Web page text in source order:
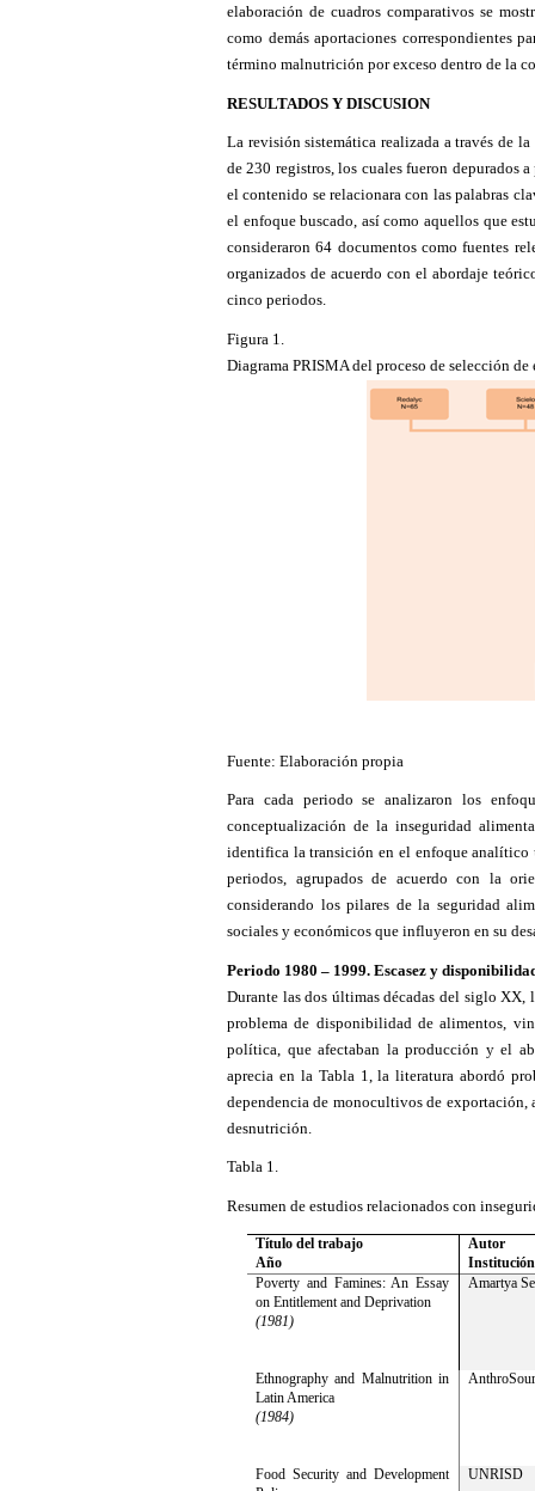
elaboración de cuadros comparativos se
como demás aportaciones correspondientes
término malnutrición por exceso dentro de la
RESULTADOS Y DISCUSION
La revisión sistemática realizada a través de
de 230 registros, los cuales fueron depurados
el contenido se relacionara con las palabras
el enfoque buscado, así como aquellos que
consideraron 64 documentos como fuentes
organizados de acuerdo con el abordaje
cinco periodos.
Figura 1.
Diagrama PRISMA del proceso de selección de
Fuente: Elaboración propia
Para cada periodo se analizaron los
conceptualización de la inseguridad
identifica la transición en el enfoque
periodos, agrupados de acuerdo con la
considerando los pilares de la seguridad
sociales y económicos que influyeron en su
Periodo 1980 – 1999. Escasez y
Durante las dos últimas décadas del siglo
problema de disponibilidad de alimentos,
política, que afectaban la producción y el
aprecia en la Tabla 1, la literatura abordó
dependencia de monocultivos de exportación,
desnutrición.
Tabla 1.
Resumen de estudios relacionados con
Título del trabajo
Año
Autor
Institución
Poverty and Famines: An Essay
on Entitlement and Deprivation
(1981)
Amartya
Ethnography and Malnutrition in
Latin America
(1984)
Food Security and Development
UNRISD